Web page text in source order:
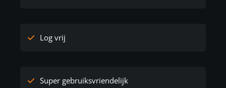
Log vrij
Super gebruiksvriendelijk